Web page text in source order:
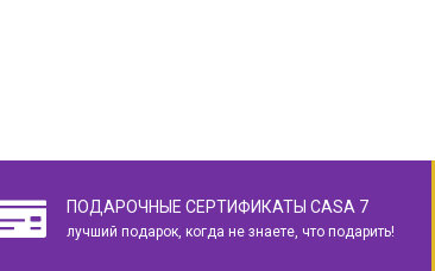
ПОДАРОЧНЫЕ СЕРТИФИКАТЫ CASA 7
лучший подарок, когда не знаете, что подарить!